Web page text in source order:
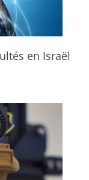
en Israël